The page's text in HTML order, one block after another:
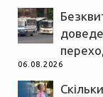
06.08.2026